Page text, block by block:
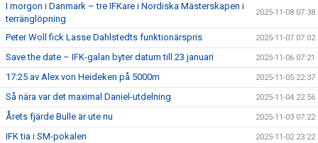
I morgon i Danmark – tre IFKare i Nordiska Mästerskapen i
terränglöpning
2025-11-08 07:38
Peter Woll fick Lasse Dahlstedts funktionärspris 2025-11-07 07:02
Save the date – IFK-galan byter datum till 23 januari 2025-11-06 07:21
17:25 av Alex von Heideken på 5000m 2025-11-05 22:37
Så nära var det maximal Daniel-utdelning 2025-11-04 22:56
Årets fjärde Bulle är ute nu 2025-11-03 07:22
IFK tia i SM-pokalen 2025-11-02 23:22